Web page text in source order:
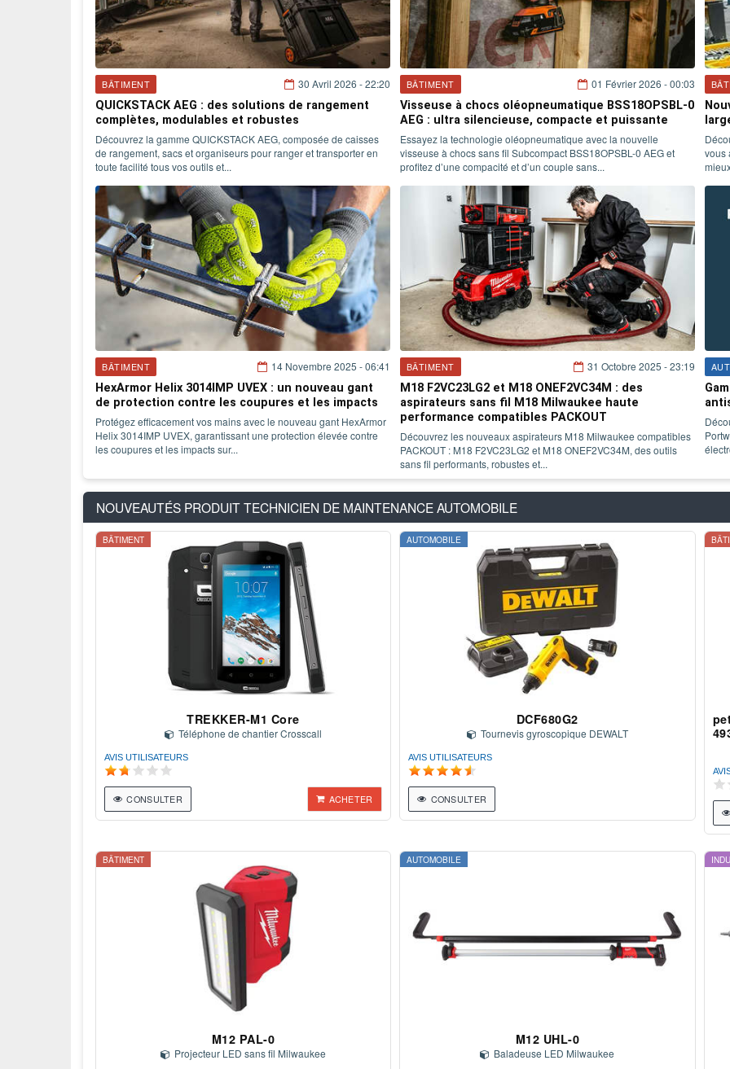
BÂTIMENT
30 Avril 2026 - 22:20
QUICKSTACK AEG : des solutions de rangement
complètes, modulables et robustes
Découvrez la gamme QUICKSTACK AEG, composée de caisses
de rangement, sacs et organiseurs pour ranger et transporter en
toute facilité tous vos outils et...
BÂTIMENT
01 Février 2026 - 00:03
Visseuse à chocs oléopneumatique BSS18OPSBL-0
AEG : ultra silencieuse, compacte et puissante
Essayez la technologie oléopneumatique avec la nouvelle
visseuse à chocs sans fil Subcompact BSS18OPSBL-0 AEG et
profitez d’une compacité et d’un couple sans...
vous
BÂTIMENT
14 Novembre 2025 - 06:41
HexArmor Helix 3014IMP UVEX : un nouveau gant
de protection contre les coupures et les impacts
Protégez efficacement vos mains avec le nouveau gant HexArmor
Helix 3014IMP UVEX, garantissant une protection élevée contre
les coupures et les impacts sur...
BÂTIMENT
31 Octobre 2025 - 23:19
M18 F2VC23LG2 et M18 ONEF2VC34M : des
aspirateurs sans fil M18 Milwaukee haute
performance compatibles PACKOUT
Découvrez les nouveaux aspirateurs M18 Milwaukee compatibles
PACKOUT : M18 F2VC23LG2 et M18 ONEF2VC34M, des outils
sans fil performants, robustes et...
NOUVEAUTÉS PRODUITTECHNICIEN DE MAINTENANCE AUTOMOBILE
BÂTIMENT
TREKKER-M1 Core
Téléphone de chantier Crosscall
AVIS UTILISATEURS
CONSULTER ACHETER
AUTOMOBILE
DCF680G2
Tournevis gyroscopique DEWALT
AVIS UTILISATEURS
CONSULTER
BÂTIMENT
M12 PAL-0
Projecteur LED sans fil Milwaukee
AUTOMOBILE
M12 UHL-0
Baladeuse LED Milwaukee